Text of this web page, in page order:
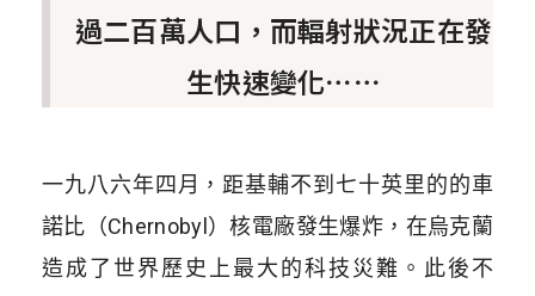
過二百萬人口，而輻射狀況正在發
生快速變化⋯⋯
一九八六年四月，距基輔不到七十英里的的車
諾比（Chernobyl ）核電廠發生爆炸，在烏克蘭
造成了世界歷史上最大的科技災難。此後不